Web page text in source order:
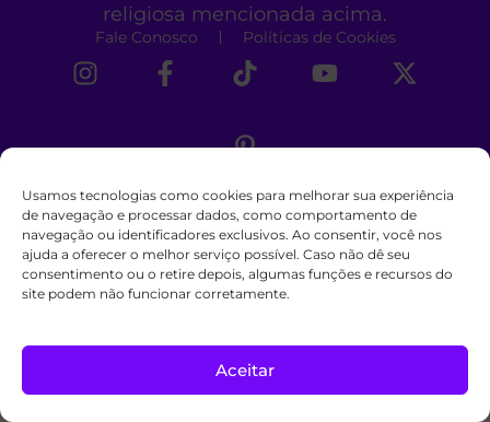
Usamos tecnologias como cookies para melhorar sua experiência
de navegação e processar dados, como comportamento de
navegação ou identificadores exclusivos. Ao consentir, você nos
ajuda a oferecer o melhor serviço possível. Caso não dê seu
consentimento ou o retire depois, algumas funções e recursos do
site podem não funcionar corretamente.
Aceitar
religiosa mencionada acima.
Fale Conosco Políticas de Cookies